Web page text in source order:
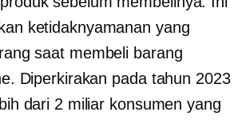
ketidaknyamanan yang
saat membeli barang
Diperkirakan pada tahun 2023
dari 2 miliar konsumen yang